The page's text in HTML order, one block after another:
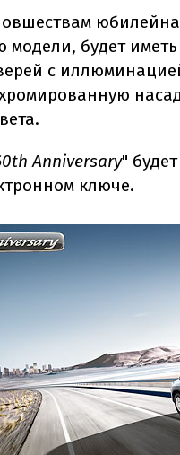
будет
с
Anniversary"
ключе.